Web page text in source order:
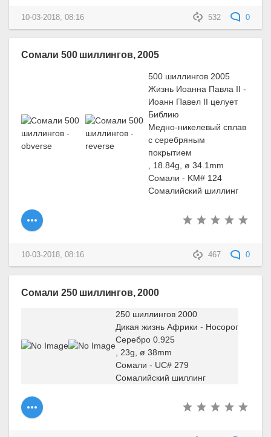
532 0
10-03-2018, 08:16
Сомали 500 шиллингов, 2005
500 шиллингов 2005
Жизнь Иоанна Павла II -
Иоанн Павел II целует
Библию
Медно-никелевый сплав
с серебряным
покрытием
, 18.84g, ø 34.1mm
Сомали - KM# 124
Сомалийский шиллинг
467 0
10-03-2018, 08:16
Сомали 250 шиллингов, 2000
250 шиллингов 2000
Дикая жизнь Африки - Носорог
Серебро 0.925
, 23g, ø 38mm
Сомали - UC# 279
Сомалийский шиллинг